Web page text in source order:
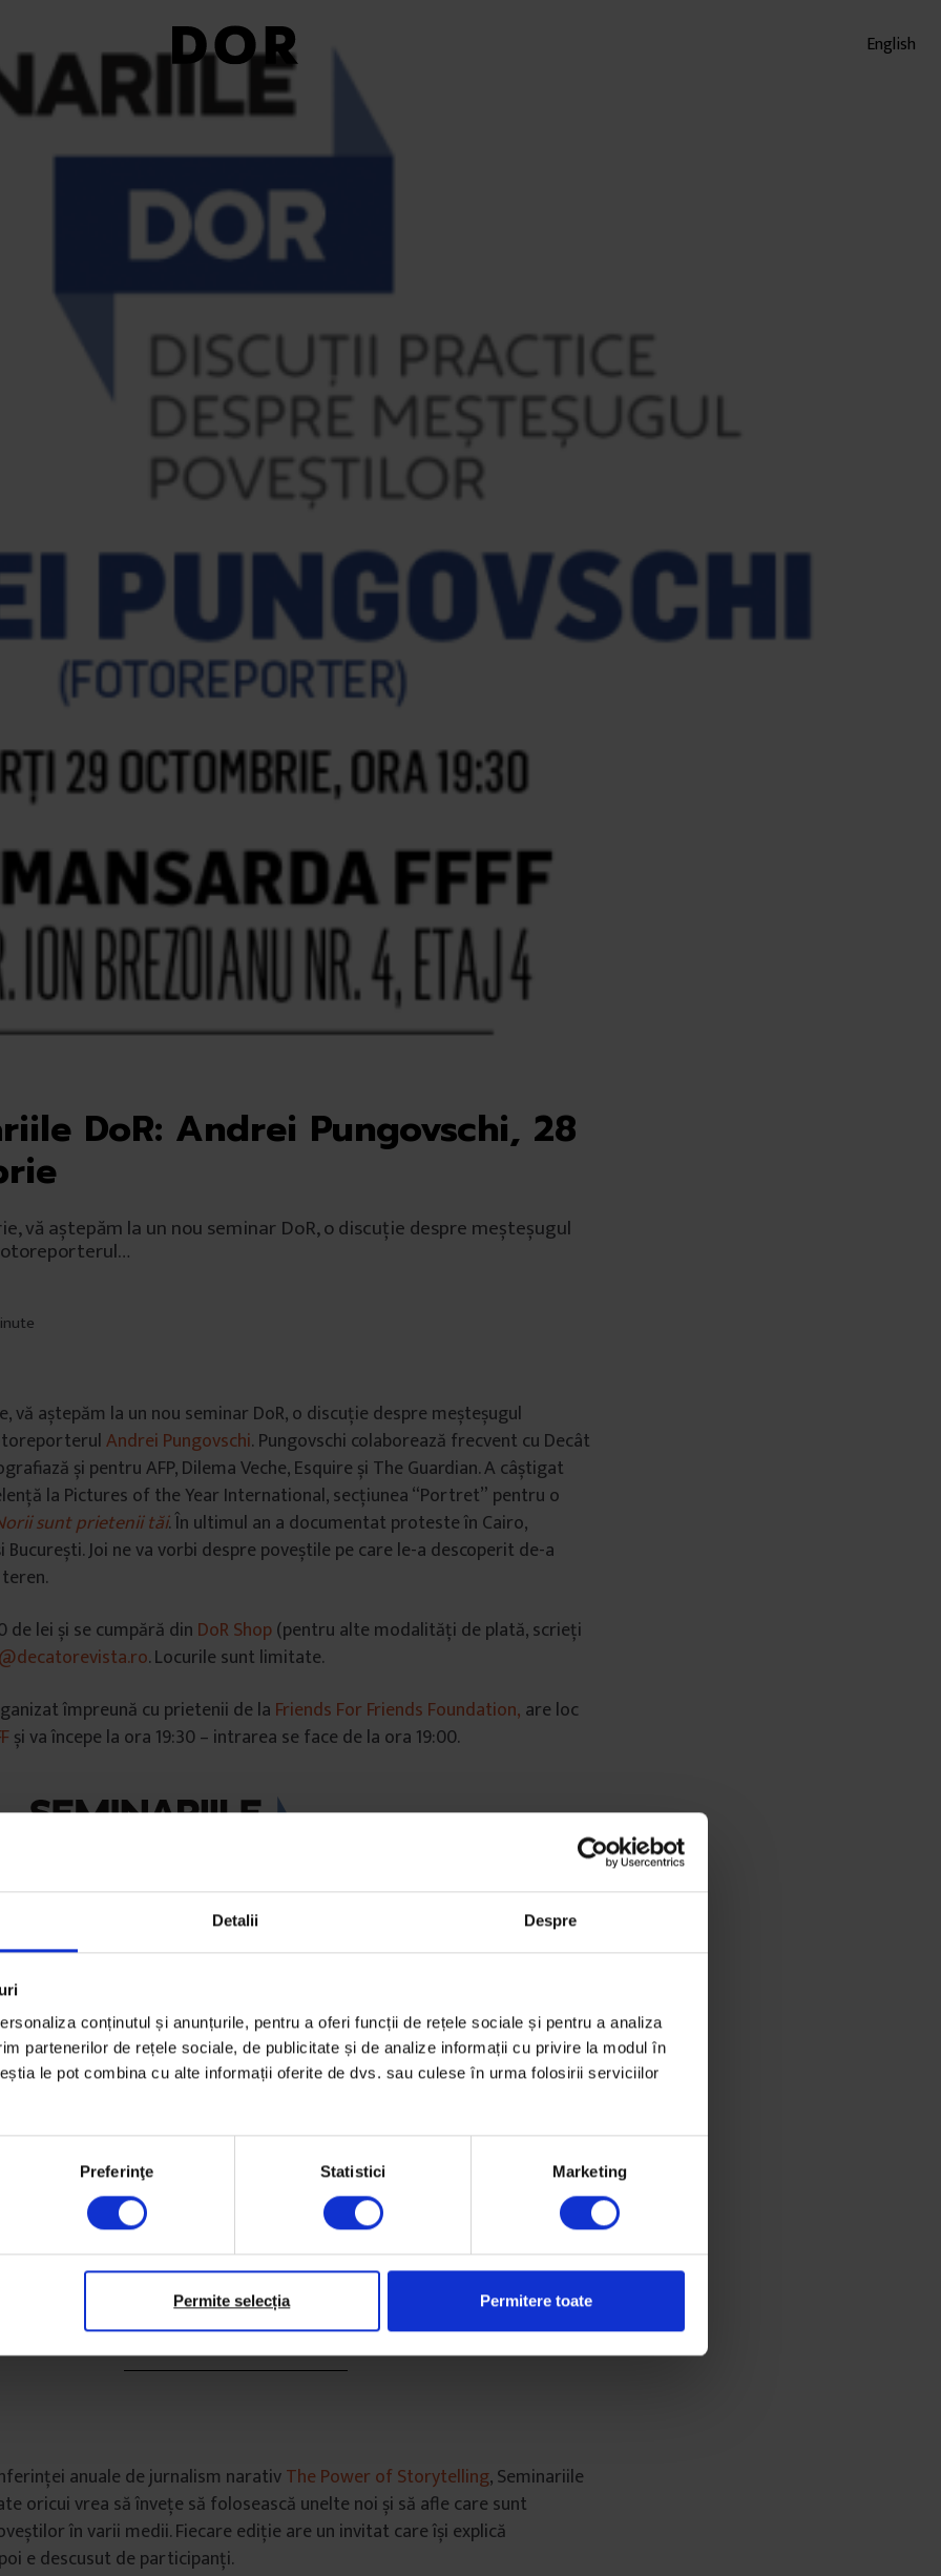
Detalii Despre
conținutul și anunțurile, pentru a oferi funcții de rețele sociale și pentru a analiza
partenerilor de rețele sociale, de publicitate și de analize informații cu privire la modul în
le pot combina cu alte informații oferite de dvs. sau culese în urma folosirii serviciilor
Preferinţe Statistici Marketing
Permite selecția Permitere toate
English
DoR: Andrei Pungovschi, 28
vă aștepăm la un nou seminar DoR, o discuție despre meșteșugul
vă aștepăm la un nou seminar DoR, o discuție despre meșteșugul
Andrei Pungovschi. Pungovschi colaborează frecvent cu Decât
și pentru AFP, Dilema Veche, Esquire și The Guardian. A câștigat
la Pictures of the Year International, secțiunea “Portret” pentru o
sunt prietenii tăi. În ultimul an a documentat proteste în Cairo,
București. Joi ne va vorbi despre poveștile pe care le-a descoperit de-a
de lei și se cumpără din DoR Shop(pentru alte modalități de plată, scrieți
. Locurile sunt limitate.
împreună cu prietenii de laFriends For Friends Foundation, are loc
și va începe la ora 19:30 – intrarea se face de la ora 19:00.
anuale de jurnalism narativThe Power of Storytelling, Seminariile
oricui vrea să învețe să folosească unelte noi și să afle care sunt
în varii medii. Fiecare ediție are un invitat care își explică
e descusut de participanți.